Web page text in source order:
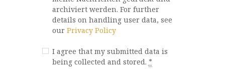
archiviert werden. For further
details on handling user data, see
our Privacy Policy
I agree that my submitted data is
being collected and stored. *